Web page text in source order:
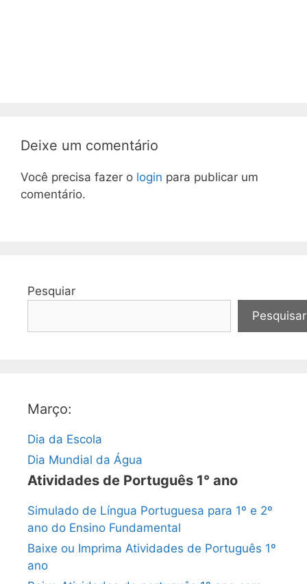
Deixe um comentário
Você precisa fazer o login para publicar um
comentário.
Pesquiar
Pesquisar
Março:
Dia da Escola
Dia Mundial da Água
Atividades de Português 1° ano
Simulado de Língua Portuguesa para 1º e 2º
ano do Ensino Fundamental
Baixe ou Imprima Atividades de Português 1º
ano